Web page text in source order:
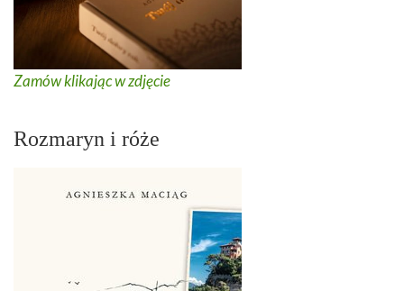
Zamów klikając w zdjęcie
Rozmaryn i róże